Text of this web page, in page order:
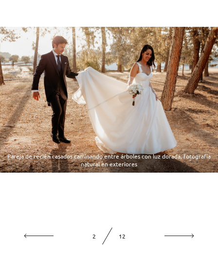
Pareja de recién casados caminando entre árboles con luz dorada, fotografía
natural en exteriores
2 12